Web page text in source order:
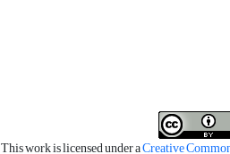
This work is licensed under aCreative